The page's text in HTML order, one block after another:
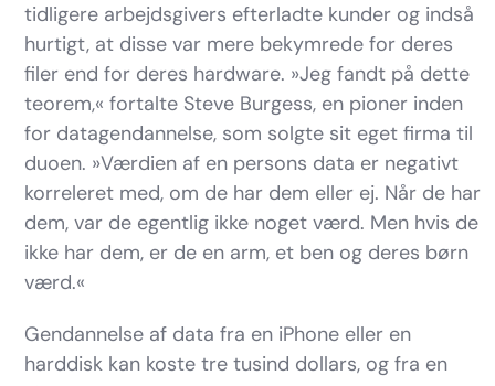
tidligere arbejdsgivers efterladte kunder og indså
hurtigt, at disse var mere bekymrede for deres
filer end for deres hardware. »Jeg fandt på dette
teorem,« fortalte Steve Burgess, en pioner inden
for datagendannelse, som solgte sit eget firma til
duoen. »Værdien af en persons data er negativt
korreleret med, om de har dem eller ej. Når de har
dem, var de egentlig ikke noget værd. Men hvis de
ikke har dem, er de en arm, et ben og deres børn
værd.«
Gendannelse af data fra en iPhone eller en
harddisk kan koste tre tusind dollars, og fra en